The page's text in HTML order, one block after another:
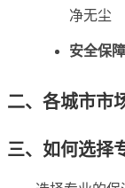
净无尘
安全保障
二、各城市市
三、如何选择